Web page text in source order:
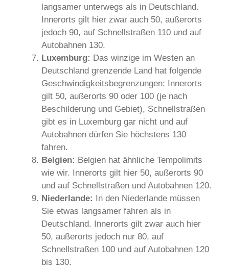
langsamer unterwegs als in Deutschland.
Innerorts gilt hier zwar auch 50, außerorts
jedoch 90, auf Schnellstraßen 110 und auf
Autobahnen 130.
Luxemburg: Das winzige im Westen an
Deutschland grenzende Land hat folgende
Geschwindigkeitsbegrenzungen: Innerorts
gilt 50, außerorts 90 oder 100 (je nach
Beschilderung und Gebiet), Schnellstraßen
gibt es in Luxemburg gar nicht und auf
Autobahnen dürfen Sie höchstens 130
fahren.
Belgien: Belgien hat ähnliche Tempolimits
wie wir. Innerorts gilt hier 50, außerorts 90
und auf Schnellstraßen und Autobahnen 120.
Niederlande: In den Niederlande müssen
Sie etwas langsamer fahren als in
Deutschland. Innerorts gilt zwar auch hier
50, außerorts jedoch nur 80, auf
Schnellstraßen 100 und auf Autobahnen 120
bis 130.